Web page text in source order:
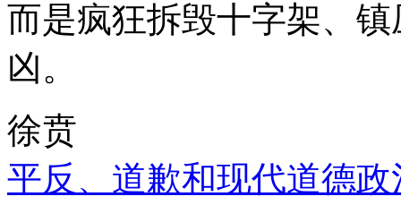
而是疯狂拆毁十字架、
凶。
徐贲
平反、道歉和现代道德政